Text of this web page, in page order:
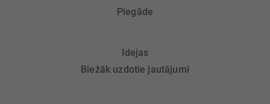
Piegāde
Idejas
Biežāk uzdotie jautājumi